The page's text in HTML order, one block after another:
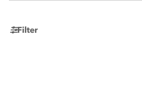
Filter